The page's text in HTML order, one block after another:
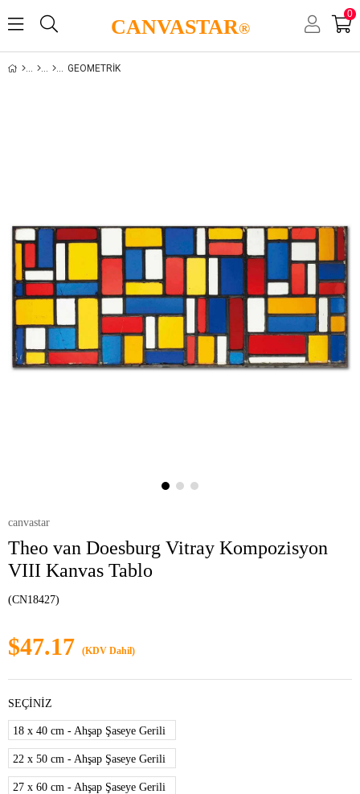
CANVASTAR®
0
GEOMETRIK
canvastar
Theo van Doesburg Vitray Kompozisyon
VIII Kanvas Tablo
(CN18427)
$47.17 (KDV Dahil)
SEÇİNİZ
18 x 40 cm - Ahşap Şaseye Gerili
22 x 50 cm - Ahşap Şaseye Gerili
27 x 60 cm - Ahşap Şaseye Gerili